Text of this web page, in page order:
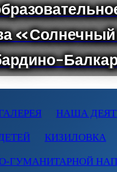
НАША
КИЗИЛОВКА
ГУМАНИТАРНОЙ